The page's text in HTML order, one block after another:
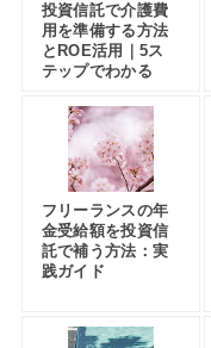
投資信託で介護費
用を準備する方法
とROE活用｜5ス
テップでわかる
フリーランスの年
金受給額を投資信
託で補う方法：実
践ガイド